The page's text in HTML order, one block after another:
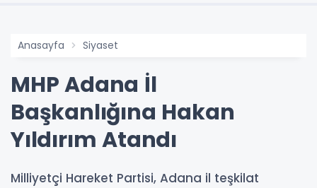
Anasayfa Siyaset
MHP Adana İl
Başkanlığına Hakan
Yıldırım Atandı
Milliyetçi Hareket Partisi, Adana il teşkilat